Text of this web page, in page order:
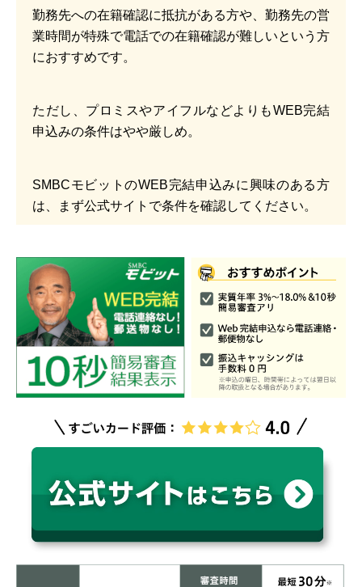
勤務先への在籍確認に抵抗がある方や、勤務先の営
業時間が特殊で電話での在籍確認が難しいという方
におすすめです。
ただし、プロミスやアイフルなどよりもWEB完結
申込みの条件はやや厳しめ。
SMBCモビットのWEB完結申込みに興味のある方
は、まず公式サイトで条件を確認してください。